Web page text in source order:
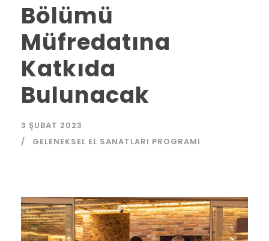
Bölümü
Müfredatına
Katkıda
Bulunacak
3 ŞUBAT 2023
GELENEKSEL EL SANATLARI PROGRAMI